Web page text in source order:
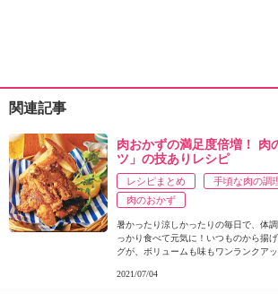
関連記事
肉おかずの満足度倍増！ 肉
ツ」の技ありレシピ
レシピまとめ 手頃な肉の調
肉のおかず
暑かったり涼しかったりの毎日で、体
っかり食べて元気に！いつものから揚
グが、ボリュームも味もワンランクアッ
2021/07/04